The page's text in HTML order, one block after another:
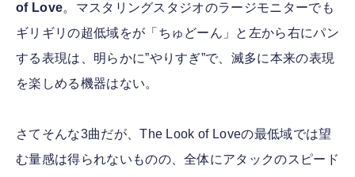
of Love。マスタリングスタジオのラージモニターでも
ギリギリの超低域をが「ちゅどーん」と左から右にパン
する表現は、明らかに”やりすぎ”で、滅多に本来の表現
を楽しめる機器はない。
さてそんな3曲だが、The Look of Loveの最低域では望
む量感は得られないものの、全体にアタックのスピード